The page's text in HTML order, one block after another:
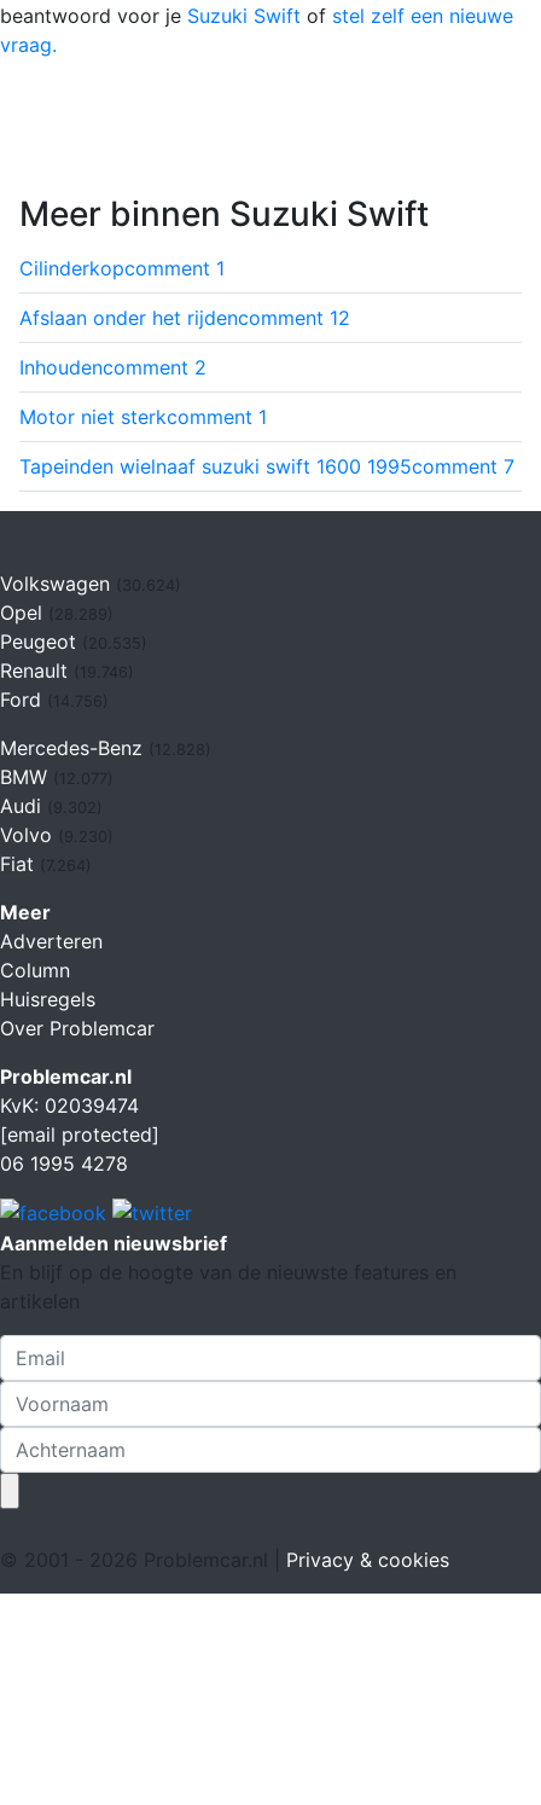
beantwoord voor je Suzuki Swift of stel zelf een nieuwe
vraag.
Meer binnen Suzuki Swift
Cilinderkopcomment 1
Afslaan onder het rijdencomment 12
Inhoudencomment 2
Motor niet sterkcomment 1
Tapeinden wielnaaf suzuki swift 1600 1995comment 7
Volkswagen (30.624)
Opel
Peugeot
Renault (19.746)
Ford (14.756)
Mercedes-Benz
BMW
Audi
Volvo
Fiat (7.264)
Meer
Adverteren
Column
Huisregels
Over Problemcar
Problemcar.nl
KvK: 02039474
[email protected]
06 1995 4278
Aanmelden nieuwsbrief
En blijf op de hoogte van de nieuwste features en
artikelen
© 2001 - 2026 Problemcar.nl | Privacy & cookies